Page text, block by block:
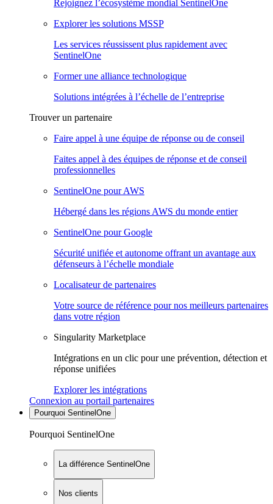
Rejoignez l’écosystème mondial SentinelOne
Explorer les solutions MSSP
Les services réussissent plus rapidement avec
SentinelOne
Former une alliance technologique
Solutions intégrées à l’échelle de l’entreprise
Trouver un partenaire
Faire appel à une équipe de réponse ou de conseil
Faites appel à des équipes de réponse et de conseil
professionnelles
SentinelOne pour AWS
Hébergé dans les régions AWS du monde entier
SentinelOne pour Google
Sécurité unifiée et autonome offrant un avantage aux
défenseurs à l’échelle mondiale
Localisateur de partenaires
Votre source de référence pour nos meilleurs partenaires
dans votre région
Singularity Marketplace
Intégrations en un clic pour une prévention, détection et
réponse unifiées
Explorer les intégrations
Connexion au portail partenaires
Pourquoi SentinelOne
Pourquoi SentinelOne
La différence SentinelOne
Nos clients